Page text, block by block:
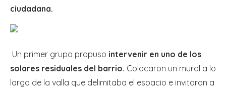
ciudadana.
Un primer grupo propuso intervenir en uno de los
solares residuales del barrio. Colocaron un mural a lo
largo de la valla que delimitaba el espacio e invitaron a